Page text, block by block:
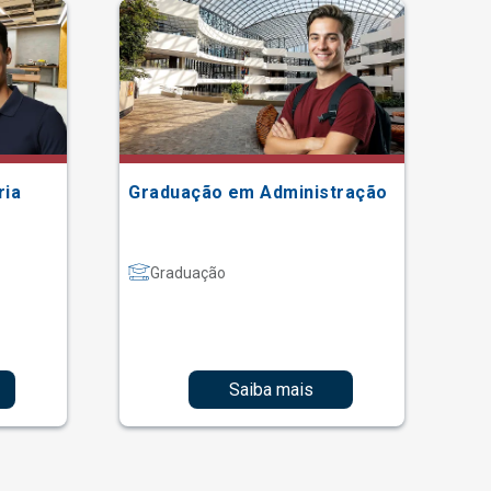
Graduação em Administração
Graduação
Saiba mais